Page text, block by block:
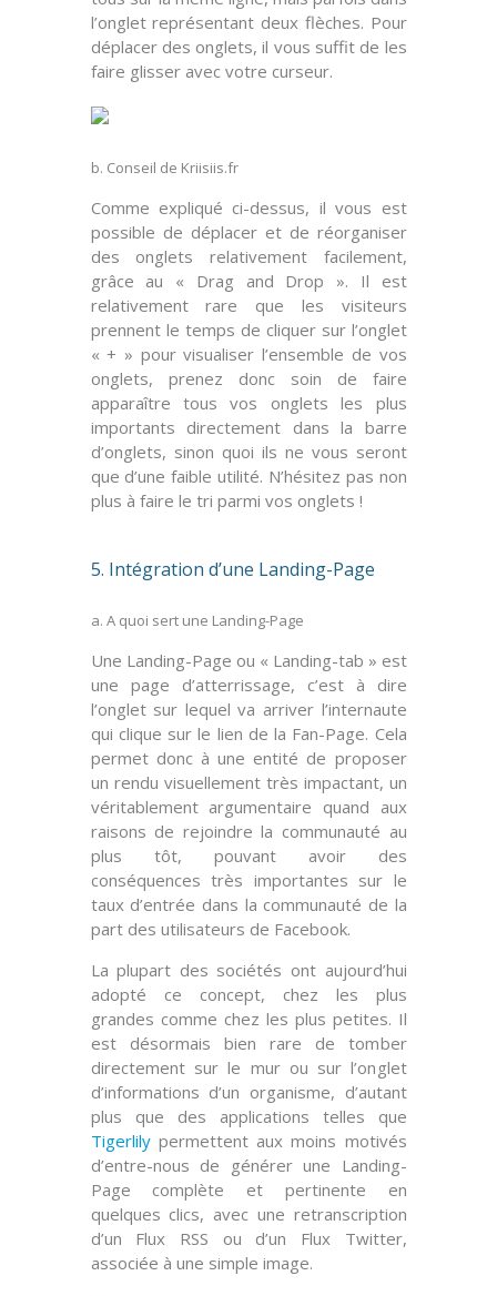
l’onglet représentant deux flèches. Pour
déplacer des onglets, il vous suffit de les
faire glisser avec votre curseur.
b. Conseil de Kriisiis.fr
Comme expliqué ci-dessus, il vous est
possible de déplacer et de réorganiser
des onglets relativement facilement,
grâce au « Drag and Drop ». Il est
relativement rare que les visiteurs
prennent le temps de cliquer sur l’onglet
« + » pour visualiser l’ensemble de vos
onglets, prenez donc soin de faire
apparaître tous vos onglets les plus
importants directement dans la barre
d’onglets, sinon quoi ils ne vous seront
que d’une faible utilité. N’hésitez pas non
plus à faire le tri parmi vos onglets !
5. Intégration d’une Landing-Page
a. A quoi sert une Landing-Page
Une Landing-Page ou « Landing-tab » est
une page d’atterrissage, c’est à dire
l’onglet sur lequel va arriver l’internaute
qui clique sur le lien de la Fan-Page. Cela
permet donc à une entité de proposer
un rendu visuellement très impactant, un
véritablement argumentaire quand aux
raisons de rejoindre la communauté au
plus tôt, pouvant avoir des
conséquences très importantes sur le
taux d’entrée dans la communauté de la
part des utilisateurs de Facebook.
La plupart des sociétés ont aujourd’hui
adopté ce concept, chez les plus
grandes comme chez les plus petites. Il
est désormais bien rare de tomber
directement sur le mur ou sur l’onglet
d’informations d’un organisme, d’autant
plus que des applications telles que
Tigerlilypermettent aux moins motivés
d’entre-nous de générer une Landing-
Page complète et pertinente en
quelques clics, avec une retranscription
d’un Flux RSS ou d’un Flux Twitter,
associée à une simple image.